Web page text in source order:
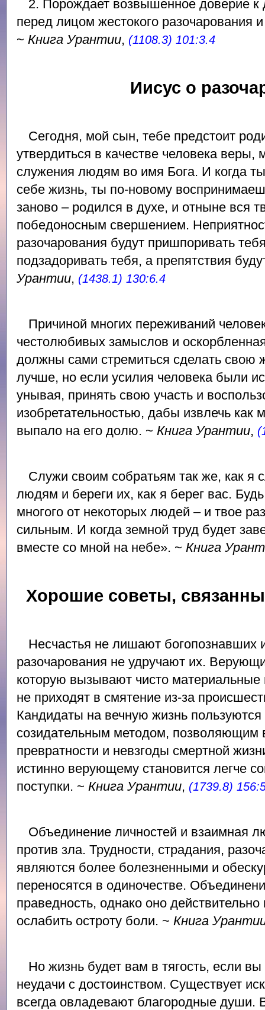
2. Порождает возвышенное доверие к
перед лицом жестокого разочарования
~ Книга Урантии, (1108.3) 101:3.4
Иисус о
Сегодня, мой сын, тебе предстоит
утвердиться в качестве человека веры,
служения людям во имя Бога. И когда
себе жизнь, ты по-новому
заново – родился в духе, и отныне вся
победоносным свершением.
разочарования будут пришпоривать
подзадоривать тебя, а препятствия
Урантии, (1438.1) 130:6.4
Причиной многих переживаний
честолюбивых замыслов и
должны сами стремиться сделать свою
лучше, но если усилия человека были
унывая, принять свою участь и
изобретательностью, дабы извлечь как
выпало на его долю. ~ Книга Урантии,
Служи своим собратьям так же, как я
людям и береги их, как я берег вас.
многого от некоторых людей – и твое
сильным. И когда земной труд будет
вместе со мной на небе». ~ Книга
Хорошие советы,
Несчастья не лишают богопознавших
разочарования не удручают их.
которую вызывают чисто
не приходят в смятение из-за
Кандидаты на вечную жизнь
созидательным методом, позволяющим
превратности и невзгоды смертной
истинно верующему становится легче
поступки. ~ Книга Урантии, (1739.8)
Объединение личностей и взаимная
против зла. Трудности, страдания,
являются более болезненными и
переносятся в одиночестве.
праведность, однако оно
ослабить остроту боли. ~ Книга
Но жизнь будет вам в тягость, если вы
неудачи с достоинством. Существует
всегда овладевают благородные